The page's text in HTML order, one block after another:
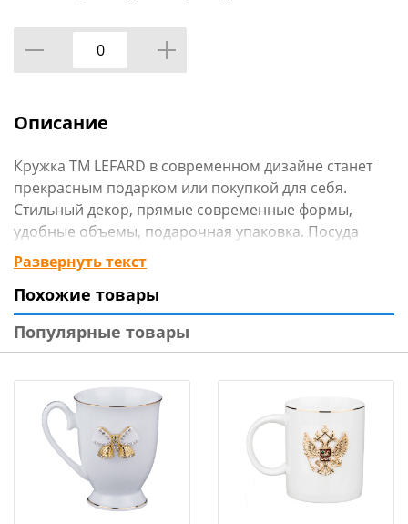
Описание
Кружка ТМ LEFARD в современном дизайне станет
прекрасным подарком или покупкой для себя.
Стильный декор, прямые современные формы,
удобные объемы, подарочная упаковка. Посуда
изготовлена из качественного фарфора. Продукция
сертифицирована и безопасна для контакта с
пищевыми продуктами. Прекрасный подарок по
любому поводу, никого не оставит равнодушным.
использовать в микроволновой печи.
Развернуть текст
Похожие товары
Популярные товары